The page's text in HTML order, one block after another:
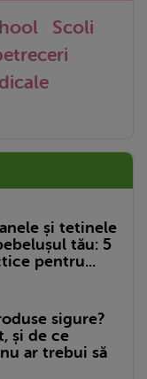
Scoli
și tetinele
tău: 5
pentru...
sigure?
și de ce
ar trebui să